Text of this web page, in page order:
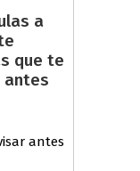
a
que te
antes
antes